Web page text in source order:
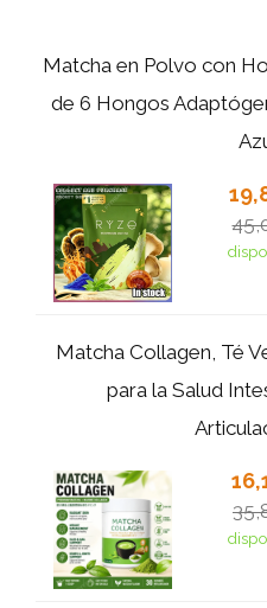
Matcha en Polvo con
de 6 Hongos
Matcha Collagen, Té
para la Salud